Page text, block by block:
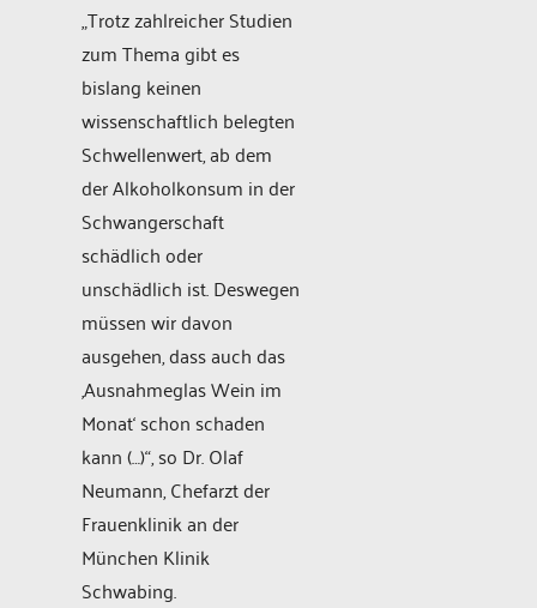
„Trotz zahlreicher Studien
zum Thema gibt es
bislang keinen
wissenschaftlich belegten
Schwellenwert, ab dem
der Alkoholkonsum in der
Schwangerschaft
schädlich oder
unschädlich ist. Deswegen
müssen wir davon
ausgehen, dass auch das
‚Ausnahmeglas Wein im
Monat‘ schon schaden
kann (…)“, so Dr. Olaf
Neumann, Chefarzt der
Frauenklinik an der
München Klinik
Schwabing.